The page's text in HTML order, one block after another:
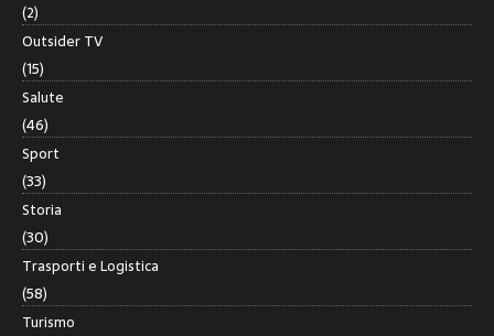
(2)
Outsider TV
(15)
Salute
(46)
Sport
(33)
Storia
(30)
Trasporti e Logistica
(58)
Turismo